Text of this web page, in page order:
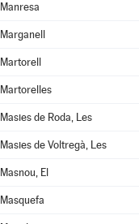
Manresa
Marganell
Martorell
Martorelles
Masies de Roda, Les
Masies de Voltregà, Les
Masnou, El
Masquefa